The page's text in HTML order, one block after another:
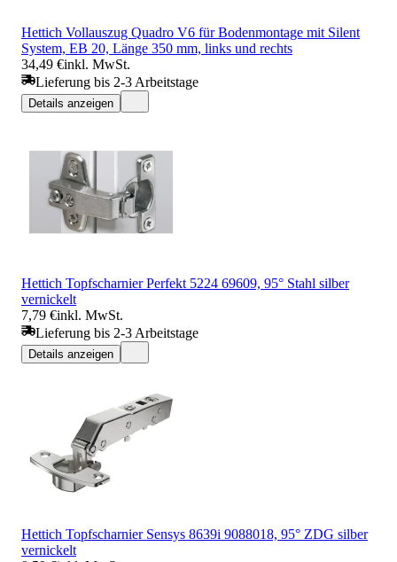
Hettich Vollauszug Quadro V6 für Bodenmontage mit Silent
System, EB 20, Länge 350 mm, links und rechts
34,49 €inkl. MwSt.
Lieferung bis 2-3 Arbeitstage
Details anzeigen
Hettich Topfscharnier Perfekt 5224 69609, 95° Stahl silber
vernickelt
7,79 €inkl. MwSt.
Lieferung bis 2-3 Arbeitstage
Details anzeigen
Hettich Topfscharnier Sensys 8639i 9088018, 95° ZDG silber
vernickelt